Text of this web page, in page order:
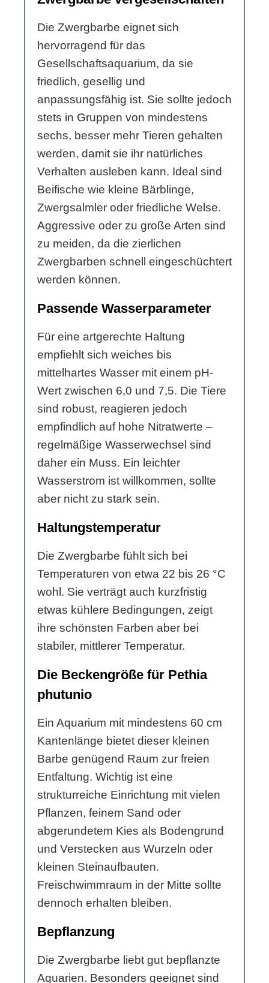
Die Zwergbarbe eignet sich
hervorragend für das
Gesellschaftsaquarium, da sie
friedlich, gesellig und
anpassungsfähig ist. Sie sollte jedoch
stets in Gruppen von mindestens
sechs, besser mehr Tieren gehalten
werden, damit sie ihr natürliches
Verhalten ausleben kann. Ideal sind
Beifische wie kleine Bärblinge,
Zwergsalmler oder friedliche Welse.
Aggressive oder zu große Arten sind
zu meiden, da die zierlichen
Zwergbarben schnell eingeschüchtert
werden können.
Passende Wasserparameter
Für eine artgerechte Haltung
empfiehlt sich weiches bis
mittelhartes Wasser mit einem pH-
Wert zwischen 6,0 und 7,5. Die Tiere
sind robust, reagieren jedoch
empfindlich auf hohe Nitratwerte –
regelmäßige Wasserwechsel sind
daher ein Muss. Ein leichter
Wasserstrom ist willkommen, sollte
aber nicht zu stark sein.
Haltungstemperatur
Die Zwergbarbe fühlt sich bei
Temperaturen von etwa 22 bis 26 °C
wohl. Sie verträgt auch kurzfristig
etwas kühlere Bedingungen, zeigt
ihre schönsten Farben aber bei
stabiler, mittlerer Temperatur.
Die Beckengröße für Pethia
phutunio
Ein Aquarium mit mindestens 60 cm
Kantenlänge bietet dieser kleinen
Barbe genügend Raum zur freien
Entfaltung. Wichtig ist eine
strukturreiche Einrichtung mit vielen
Pflanzen, feinem Sand oder
abgerundetem Kies als Bodengrund
und Verstecken aus Wurzeln oder
kleinen Steinaufbauten.
Freischwimmraum in der Mitte sollte
dennoch erhalten bleiben.
Bepflanzung
Die Zwergbarbe liebt gut bepflanzte
Aquarien. Besonders geeignet sind